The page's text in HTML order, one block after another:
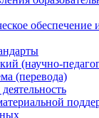
обеспечение
(научно-
(перевода)